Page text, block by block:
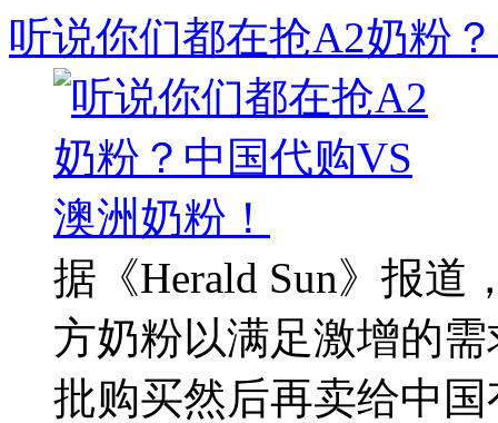
听说你们都在抢A2奶粉
据《Herald Sun》报
方奶粉以满足激增的
批购买然后再卖给中